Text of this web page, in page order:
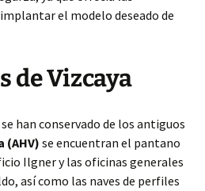
el modelo deseado de
de Vizcaya
han conservado de los antiguos
(AHV) se encuentran el pantano
Ilgner y las oficinas generales
así como las naves de perfiles